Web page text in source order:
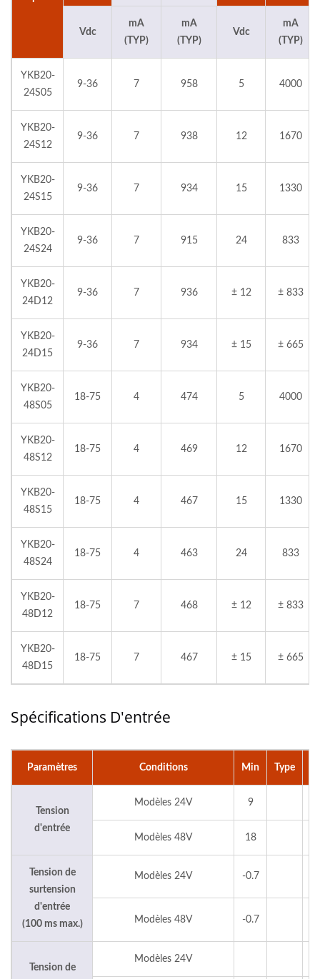
Vdc
mA
(TYP)
mA
(TYP)
Vdc
mA
(TYP)
YKB20-
24S05
9-36 7 958 5 4000
YKB20-
24S12
9-36 7 938 12 1670
YKB20-
24S15
9-36 7 934 15 1330
YKB20-
24S24
9-36 7 915 24 833
YKB20-
24D12
9-36 7 936 ± 12 ± 833
YKB20-
24D15
9-36 7 934 ± 15 ± 665
YKB20-
48S05
18-75 4 474 5 4000
YKB20-
48S12
18-75 4 469 12 1670
YKB20-
48S15
18-75 4 467 15 1330
YKB20-
48S24
18-75 4 463 24 833
YKB20-
48D12
18-75 7 468 ± 12 ± 833
YKB20-
48D15
18-75 7 467 ± 15 ± 665
Spécifications D'entrée
Paramètres Conditions Min Type
Tension
d'entrée
Modèles 24V 9
Modèles 48V 18
Tension de
surtension
d'entrée
(100 ms max.)
Modèles 24V -0.7
Modèles 48V -0.7
Tension de
Modèles 24V